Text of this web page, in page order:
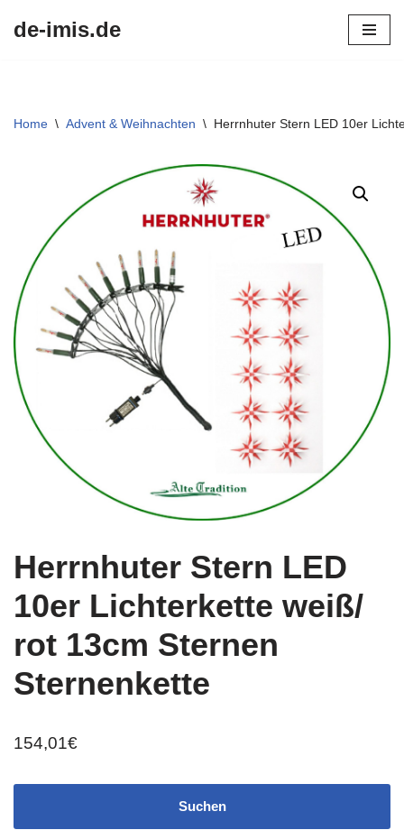
de-imis.de
Home \ Advent & Weihnachten \ Herrnhuter Stern LED 10er
Herrnhuter Stern LED
10er Lichterkette weiß/
rot 13cm Sternen
Sternenkette
154,01€
Suchen